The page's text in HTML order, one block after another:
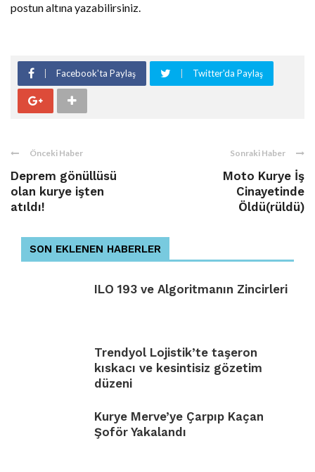
postun altına yazabilirsiniz.
Facebook'ta Paylaş Twitter'da Paylaş
Önceki Haber
Deprem gönüllüsü
olan kurye işten
atıldı!
Sonraki Haber
Moto Kurye İş
Cinayetinde
Öldü(rüldü)
SON EKLENEN HABERLER
ILO 193 ve Algoritmanın Zincirleri
Trendyol Lojistik’te taşeron
kıskacı ve kesintisiz gözetim
düzeni
Kurye Merve’ye Çarpıp Kaçan
Şoför Yakalandı